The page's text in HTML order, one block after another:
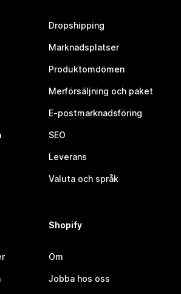
Dropshipping
Marknadsplatser
Produktomdömen
Merförsäljning och paket
E-postmarknadsföring
SEO
Leverans
Valuta och språk
Shopify
Om
Jobba hos oss